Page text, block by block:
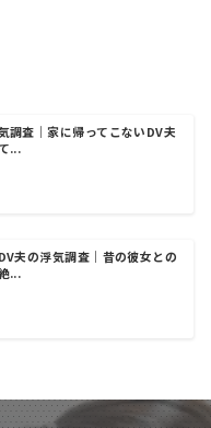
調査｜家に帰ってこないDV夫
...
夫の浮気調査｜昔の彼女との
...